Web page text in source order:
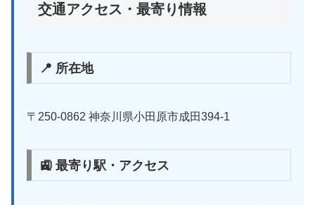
交通アクセス・最寄り情報
📍 所在地
〒250-0862 神奈川県小田原市成田394-1
🚉 最寄り駅・アクセス